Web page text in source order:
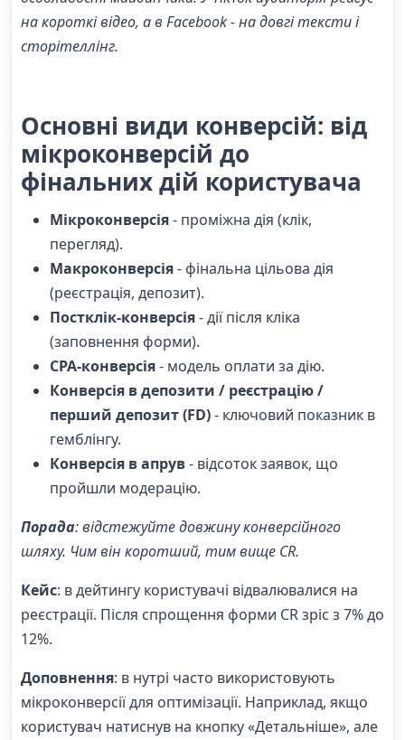
на короткі відео, а в Facebook - на довгі тексти і
сторітеллінг.
Основні види конверсій: від
мікроконверсій до
фінальних дій користувача
Мікроконверсія- проміжна дія (клік,
перегляд).
Макроконверсія- фінальна цільова дія
(реєстрація, депозит).
Постклік-конверсія- дії після кліка
(заповнення форми).
CPA-конверсія- модель оплати за дію.
Конверсія в депозити / реєстрацію /
перший депозит (FD)- ключовий показник в
гемблінгу.
Конверсія в апрув- відсоток заявок, що
пройшли модерацію.
Порада: відстежуйте довжину конверсійного
шляху. Чим він коротший, тим вище CR.
Кейс: в дейтингу користувачі відвалювалися на
реєстрації. Після спрощення форми CR зріс з 7% до
12%.
Доповнення: в нутрі часто використовують
мікроконверсії для оптимізації. Наприклад, якщо
користувач натиснув на кнопку «Детальніше», але